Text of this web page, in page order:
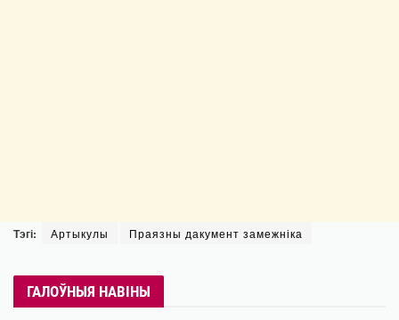
Тэгі: Артыкулы Праязны дакумент замежніка
ГАЛОЎНЫЯ НАВІНЫ